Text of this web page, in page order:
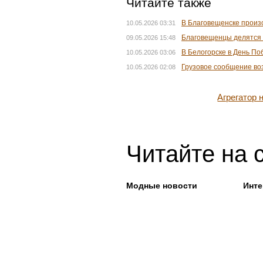
10.05.2026 03:31 В Благовещенске
09.05.2026 15:48 Благовещенцы делятся
10.05.2026 03:06 В Белогорске в День
10.05.2026 02:08 Грузовое сообщение
Читайте на
Модные новости